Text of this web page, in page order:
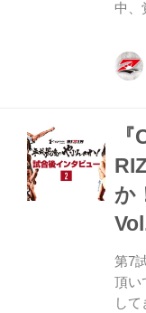
中、
な
こと
か
う
の柔
し、
ど、
い
が。
思っ
か
第7
頂い
し